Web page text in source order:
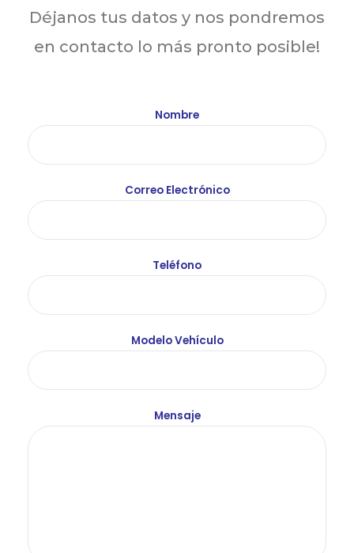
Déjanos tus datos y nos pondremos
en contacto lo más pronto posible!
Nombre
Correo Electrónico
Teléfono
Modelo Vehículo
Mensaje